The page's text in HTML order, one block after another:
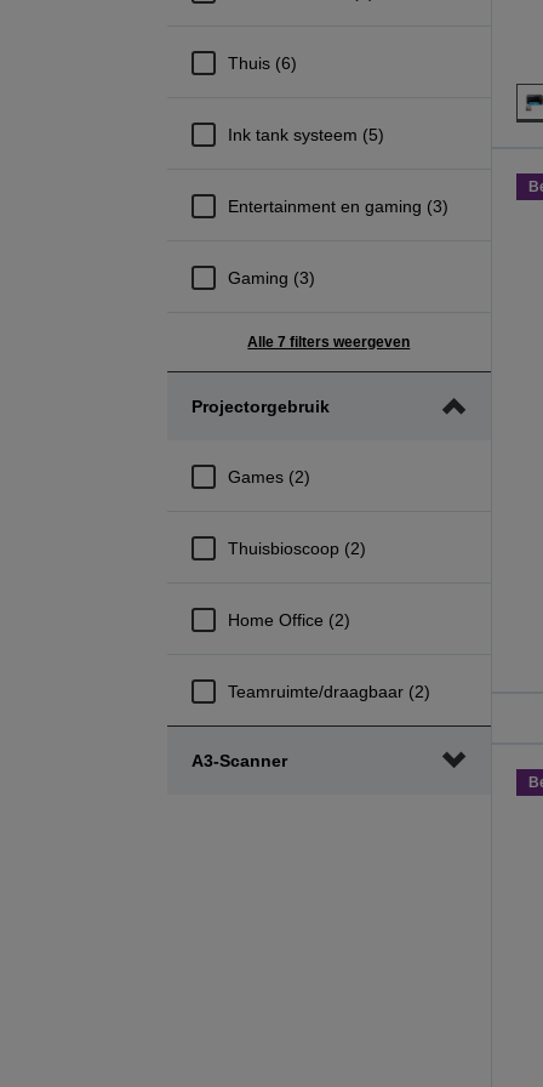
Thuis (6)
Ink tank systeem (5)
Entertainment en gaming (3)
Gaming (3)
Alle 7 filters weergeven
Projectorgebruik
Games (2)
Thuisbioscoop (2)
Home Office (2)
Teamruimte/draagbaar (2)
A3-Scanner